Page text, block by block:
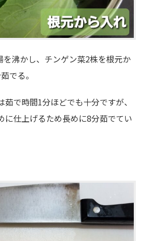
を沸かし、チンゲン菜2株を根元か
でる。
で時間1分ほどでも十分ですが、
に仕上げるため長めに8分茹でてい